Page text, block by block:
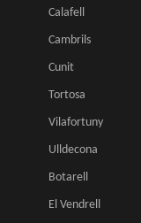
Calafell
Cambrils
Cunit
Tortosa
Vilafortuny
Ulldecona
Botarell
El Vendrell